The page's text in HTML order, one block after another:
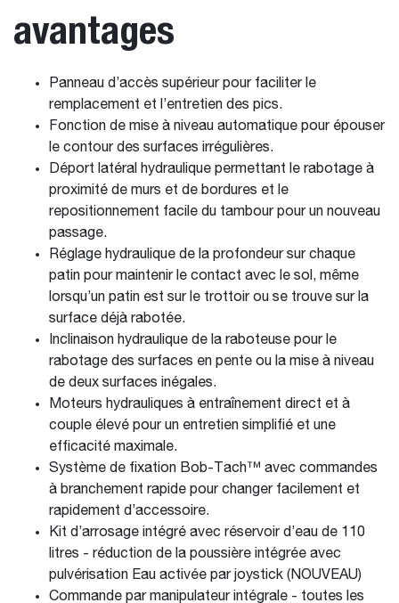
avantages
Panneau d’accès supérieur pour faciliter le
remplacement et l’entretien des pics.
Fonction de mise à niveau automatique pour épouser
le contour des surfaces irrégulières.
Déport latéral hydraulique permettant le rabotage à
proximité de murs et de bordures et le
repositionnement facile du tambour pour un nouveau
passage.
Réglage hydraulique de la profondeur sur chaque
patin pour maintenir le contact avec le sol, même
lorsqu’un patin est sur le trottoir ou se trouve sur la
surface déjà rabotée.
Inclinaison hydraulique de la raboteuse pour le
rabotage des surfaces en pente ou la mise à niveau
de deux surfaces inégales.
Moteurs hydrauliques à entraînement direct et à
couple élevé pour un entretien simplifié et une
efficacité maximale.
Système de fixation Bob-Tach™ avec commandes
à branchement rapide pour changer facilement et
rapidement d’accessoire.
Kit d’arrosage intégré avec réservoir d’eau de 110
litres - réduction de la poussière intégrée avec
pulvérisation Eau activée par joystick (NOUVEAU)
Commande par manipulateur intégrale - toutes les